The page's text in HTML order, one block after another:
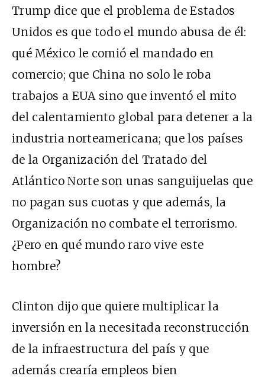
Trump dice que el problema de Estados
Unidos es que todo el mundo abusa de él:
qué México le comió el mandado en
comercio; que China no solo le roba
trabajos a EUA sino que inventó el mito
del calentamiento global para detener a la
industria norteamericana; que los países
de la Organización del Tratado del
Atlántico Norte son unas sanguijuelas que
no pagan sus cuotas y que además, la
Organización no combate el terrorismo.
¿Pero en qué mundo raro vive este
hombre?
Clinton dijo que quiere multiplicar la
inversión en la necesitada reconstrucción
de la infraestructura del país y que
además crearía empleos bien